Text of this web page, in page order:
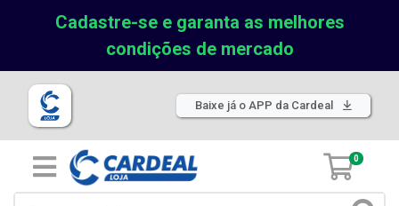
Cadastre-se e garanta as melhores
condições de mercado
Baixe já o APP da Cardeal
0